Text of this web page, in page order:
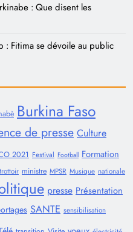
: Que disent les
: Fitima se dévoile au public
Burkina Faso
de presse Culture
2021 Festival Football Formation
ministre MPSR Musique nationale
presse Présentation
SANTE sensibilisation